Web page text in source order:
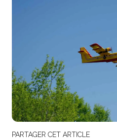
PARTAGER CET ARTICLE